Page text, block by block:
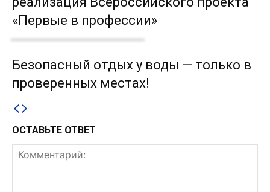
«Первые в профессии»
Безопасный отдых у воды — только в
проверенных местах!
ОСТАВЬТЕ ОТВЕТ